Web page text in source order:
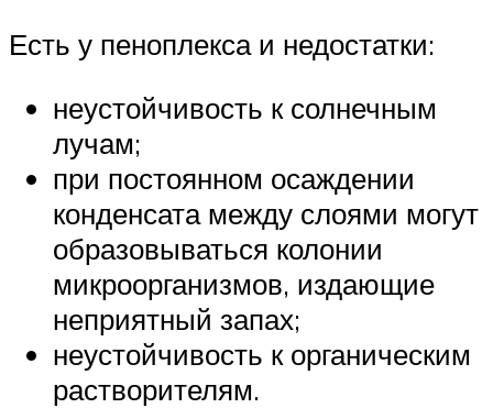
Есть у пеноплекса и недостатки:
неустойчивость к солнечным
лучам;
при постоянном осаждении
конденсата между слоями могут
образовываться колонии
микроорганизмов, издающие
неприятный запах;
неустойчивость к органическим
растворителям.